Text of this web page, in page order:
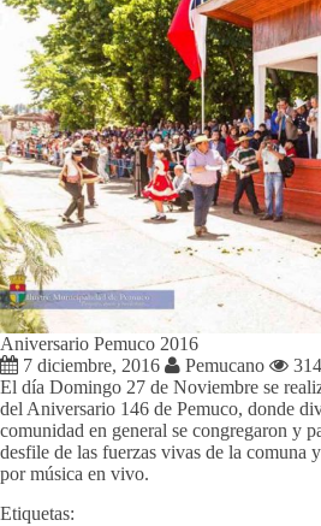
Aniversario Pemuco 2016
7 diciembre, 2016
Pemucano
El día Domingo 27 de Noviembre se
del Aniversario 146 de Pemuco, donde
comunidad en general se congregaron y
desfile de las fuerzas vivas de la comuna
por música en vivo.
Etiquetas: